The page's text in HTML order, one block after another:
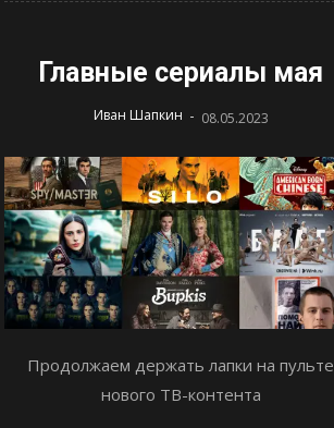
Главные сериалы мая
Иван Шапкин - 08.05.2023
Продолжаем держать лапки на пульте
нового ТВ-контента